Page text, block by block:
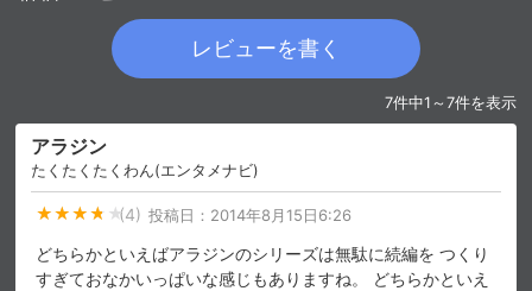
４ヵ月分の購入明細の確認が可能です。
Myクーポン
ます。
レンタル、購入、定額見放題の購入履歴の
確認が可能です。こちらから視聴いただく
と便利です。
レビューを書く
7件中1～7件を表示
アラジン
たくたくたくわん(エンタメナビ)
(4) 投稿日： 2014年8月15日6:26
どちらかといえばアラジンのシリーズは無駄に続編を つくり
すぎておなかいっぱいな感じもありますね。 どちらかといえ